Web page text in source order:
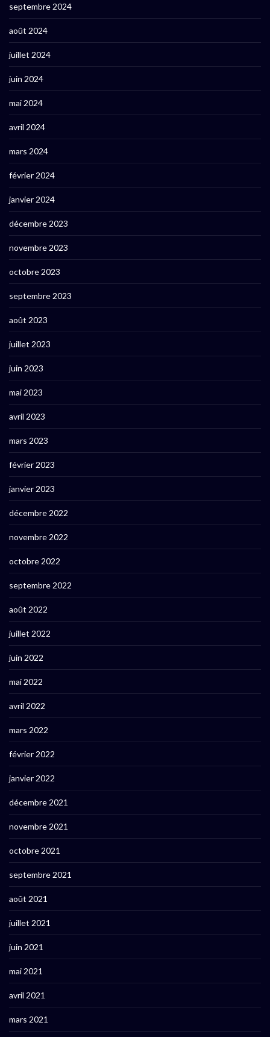
septembre 2024
août 2024
juillet 2024
juin 2024
mai 2024
avril 2024
mars 2024
février 2024
janvier 2024
décembre 2023
novembre 2023
octobre 2023
septembre 2023
août 2023
juillet 2023
juin 2023
mai 2023
avril 2023
mars 2023
février 2023
janvier 2023
décembre 2022
novembre 2022
octobre 2022
septembre 2022
août 2022
juillet 2022
juin 2022
mai 2022
avril 2022
mars 2022
février 2022
janvier 2022
décembre 2021
novembre 2021
octobre 2021
septembre 2021
août 2021
juillet 2021
juin 2021
mai 2021
avril 2021
mars 2021